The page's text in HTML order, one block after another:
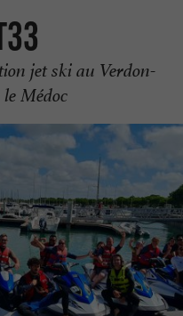
jet ski au Verdon-
Médoc